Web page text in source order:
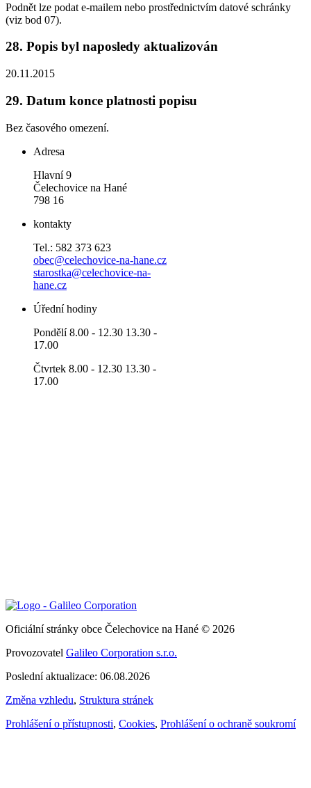
Podnět lze podat e-mailem nebo prostřednictvím datové schránky
(viz bod 07).
28. Popis byl naposledy aktualizován
20.11.2015
29. Datum konce platnosti popisu
Bez časového omezení.
Adresa
Hlavní 9
Čelechovice na Hané
798 16
kontakty
Tel.: 582 373 623
obec@celechovice-na-hane.cz
starostka@celechovice-na-
hane.cz
Úřední hodiny
Pondělí 8.00 - 12.30 13.30 -
17.00
Čtvrtek 8.00 - 12.30 13.30 -
17.00
Oficiální stránky obce Čelechovice na Hané © 2026
Provozovatel Galileo Corporation s.r.o.
Poslední aktualizace: 06.08.2026
Změna vzhledu, Struktura stránek
Prohlášení o přístupnosti, Cookies, Prohlášení o ochraně soukromí